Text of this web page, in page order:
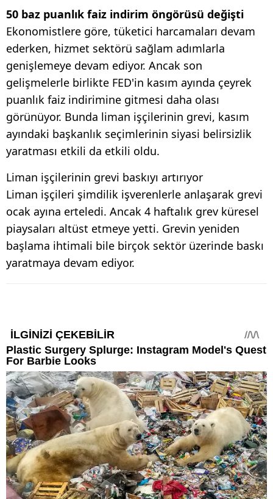
50 baz puanlık faiz indirim öngörüsü değişti
Ekonomistlere göre, tüketici harcamaları devam
ederken, hizmet sektörü sağlam adımlarla
genişlemeye devam ediyor. Ancak son
gelişmelerle birlikte FED'in kasım ayında çeyrek
puanlık faiz indirimine gitmesi daha olası
görünüyor. Bunda liman işçilerinin grevi, kasım
ayındaki başkanlık seçimlerinin siyasi belirsizlik
yaratması etkili da etkili oldu.
Liman işçilerinin grevi baskıyı artırıyor
Liman işçileri şimdilik işverenlerle anlaşarak grevi
ocak ayına erteledi. Ancak 4 haftalık grev küresel
piaysaları altüst etmeye yetti. Grevin yeniden
başlama ihtimali bile birçok sektör üzerinde baskı
yaratmaya devam ediyor.